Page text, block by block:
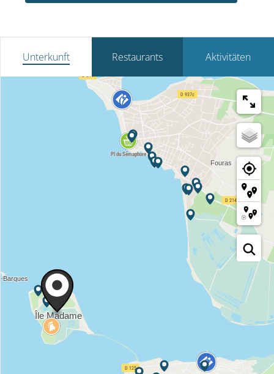
Unterkunft Restaurants Aktivitäten